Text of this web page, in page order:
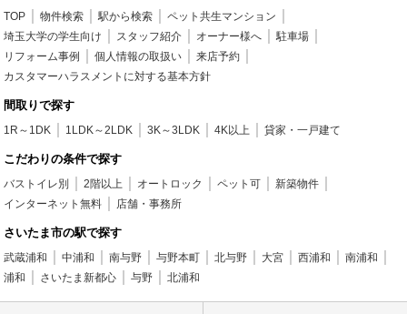
TOP 物件検索 駅から検索
ペット共生マンション
埼玉大学の学生向け
スタッフ紹介 オーナー様へ
駐車場
リフォーム事例
個人情報の取扱い
来店予約
カスタマーハラスメントに対する基本方針
間取りで探す
1R～1DK 1LDK～2LDK 3K～3LDK 4K以上 貸家・一戸建て
こだわりの条件で探す
バストイレ別 2階以上 オートロック ペット可
新築物件
インターネット無料
店舗・事務所
さいたま市の駅で探す
武蔵浦和 中浦和 南与野 与野本町 北与野 大宮 西浦和
南浦和
浦和
さいたま新都心 与野 北浦和